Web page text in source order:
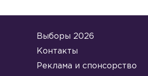
Выборы 2026
Контакты
Реклама и спонсорство